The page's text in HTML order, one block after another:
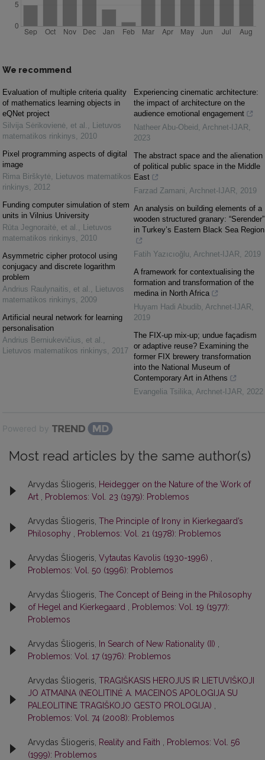
We recommend
Evaluation of multiple criteria quality
of mathematics learning objects in
eQNet project
Silvija Sėrikovienė, et al.
Lietuvos
matematikos rinkinys
2010
Pixel programming aspects of digital
image
Rima Birškytė
Lietuvos matematikos
rinkinys
2012
Funding computer simulation of stem
units in Vilnius University
Rūta Jegnoraitė, et al.
Lietuvos
matematikos rinkinys
2010
Asymmetric cipher protocol using
conjugacy and discrete logarithm
problem
Andrius Raulynaitis, et al.
Lietuvos
matematikos rinkinys
2009
Artificial neural network for learning
personalisation
Andrius Berniukevičius, et al.
Lietuvos matematikos rinkinys
2017
Experiencing cinematic architecture:
the impact of architecture on the
audience emotional engagement
Natheer Abu-Obeid
Archnet-IJAR
2023
The abstract space and the alienation
of political public space in the Middle
East
Farzad Zamani Archnet-IJAR
2019
An analysis on building elements of a
wooden structured granary: “Serender”
in Turkey’s Eastern Black Sea Region
Fatih Yazıcıoğlu Archnet-IJAR
2019
A framework for contextualising the
formation and transformation of the
medina in North Africa
Huyam Hadi Abudib Archnet-IJAR
2019
The FIX-up mix-up; undue façadism
or adaptive reuse? Examining the
former FIX brewery transformation
into the National Museum of
Contemporary Art in Athens
Evangelia Tsilika Archnet-IJAR 2022
Powered by
Most read articles by the same author(s)
Arvydas Šliogeris,
Heidegger on the Nature of the Work of
Art
Problemos: Vol. 23 (1979): Problemos
Arvydas Šliogeris, The Principle of Irony in Kierkegaard’s
Philosophy
Problemos: Vol. 21 (1978): Problemos
Arvydas Šliogeris, Vytautas Kavolis (1930-1996)
Problemos: Vol. 50 (1996): Problemos
Arvydas Šliogeris, The Concept of Being in the Philosophy
of Hegel and Kierkegaard
Problemos: Vol. 19 (1977):
Problemos
Arvydas Šliogeris, In Search of New Rationality (II)
Problemos: Vol. 17 (1976): Problemos
Arvydas Šliogeris, TRAGIŠKASIS HEROJUS IR LIETUVIŠKOJI
JO ATMAINA (NEOLITINĖ A. MACEINOS APOLOGIJA SU
PALEOLITINE TRAGIŠKOJO GESTO PROLOGIJA)
Problemos: Vol. 74 (2008): Problemos
Arvydas Šliogeris, Reality and Faith
Problemos: Vol. 56
(1999): Problemos